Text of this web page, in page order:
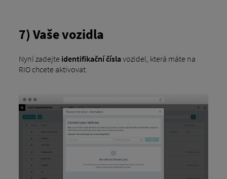
7) Vaše vozidla
Nyní zadejte identifikační číslavozidel, která máte na
RIO chcete aktivovat.